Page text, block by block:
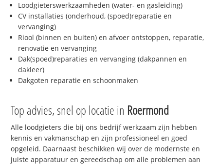
Loodgieterswerkzaamheden (water- en gasleiding)
CV installaties (onderhoud, (spoed)reparatie en
vervanging)
Riool (binnen en buiten) en afvoer ontstoppen, reparatie,
renovatie en vervanging
Dak(spoed)reparaties en vervanging (dakpannen en
dakleer)
Dakgoten reparatie en schoonmaken
Top advies, snel op locatie in Roermond
Alle loodgieters die bij ons bedrijf werkzaam zijn hebben
kennis en vakmanschap en zijn professioneel en goed
opgeleid. Daarnaast beschikken wij over de modernste en
juiste apparatuur en gereedschap om alle problemen aan